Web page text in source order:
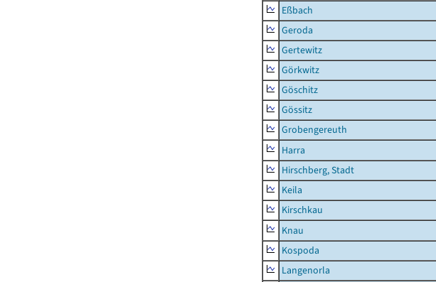
Eßbach
Geroda
Gertewitz
Görkwitz
Göschitz
Gössitz
Grobengereuth
Harra
Hirschberg, Stadt
Keila
Kirschkau
Knau
Kospoda
Langenorla